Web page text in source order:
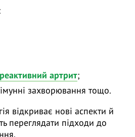
реактивний артрит;
захворювання тощо.
відкриває нові аспекти й
переглядати підходи до